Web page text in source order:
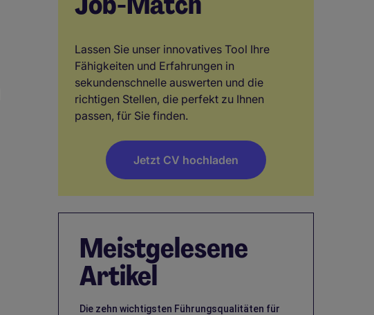
Lassen Sie unser innovatives Tool Ihre
Fähigkeiten und Erfahrungen in
sekundenschnelle auswerten und die
richtigen Stellen, die perfekt zu Ihnen
passen, für Sie finden.
Jetzt CV hochladen
Meistgelesene
Artikel
Die zehn wichtigsten Führungsqualitäten für